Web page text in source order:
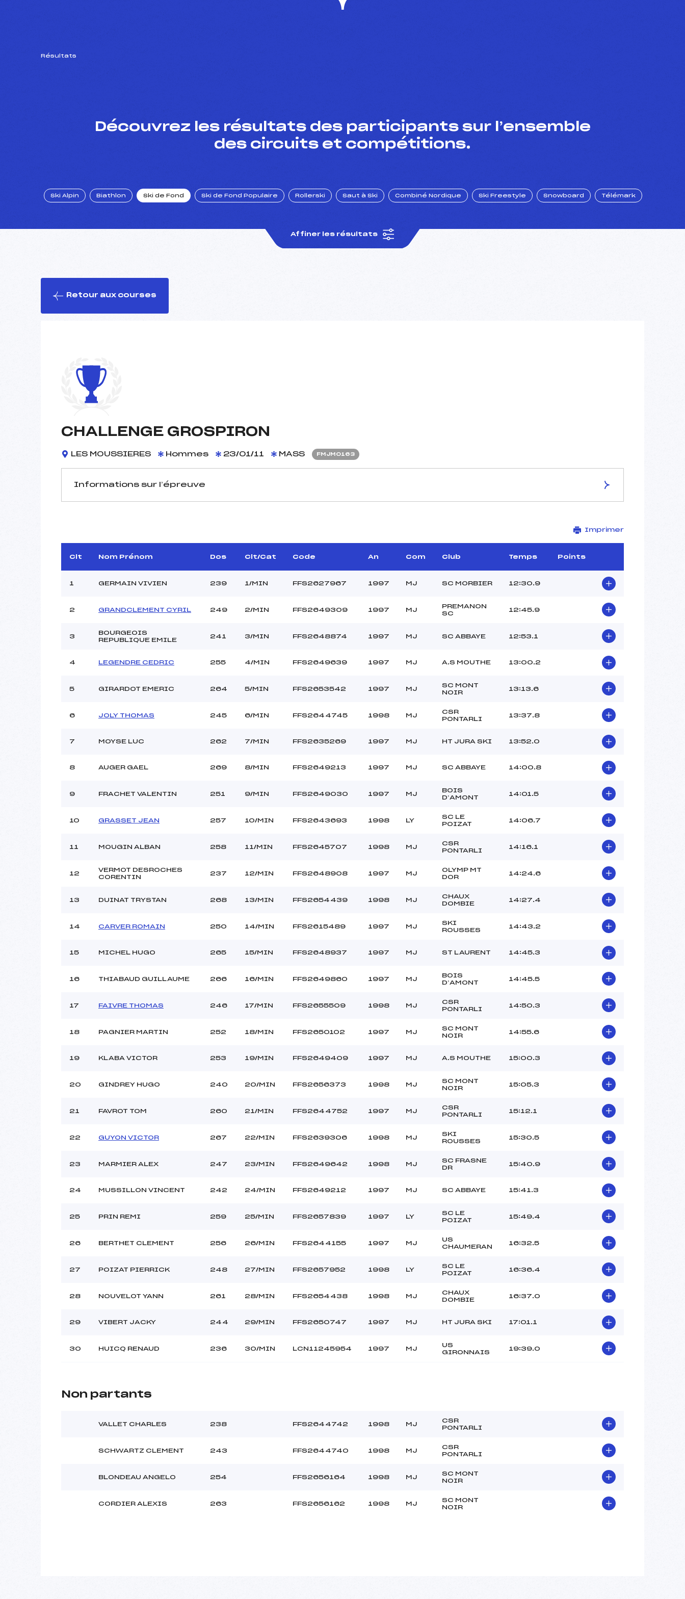
Résultats
Découvrez les résultats des participants sur l’ensemble
des circuits et compétitions.
Ski Alpin Biathlon Ski de Fond Ski de Fond Populaire Rollerski Saut à Ski Combiné Nordique Ski Freestyle Snowboard Télémark
Affiner les résultats
Retour aux courses
CHALLENGE GROSPIRON
LES MOUSSIERES Hommes 23/01/11 MASS FMJM0163
Informations sur l’épreuve
D.T Adjoint :
–
Dir. Epreuve :
VERGUET MICHEL (MJ)
Site de Replis
Distance :
4,6 km
Point Haut :
Pénalité appliquée :
–
Imprimer
Clt Nom Prénom Dos Clt/Cat Code An Com Club Temps Points
1 GERMAIN VIVIEN 239 1/MIN FFS2627967 1997 MJ SC MORBIER 12:30.9
2 GRANDCLEMENT CYRIL 249 2/MIN FFS2649309 1997 MJ
PREMANON
SC
12:45.9
3
BOURGEOIS
REPUBLIQUE EMILE
241 3/MIN FFS2648874 1997 MJ SC ABBAYE 12:53.1
4 LEGENDRE CEDRIC 255 4/MIN FFS2649639 1997 MJ A.S MOUTHE 13:00.2
5 GIRARDOT EMERIC 264 5/MIN FFS2653542 1997 MJ
SC MONT
NOIR
13:13.6
6 JOLY THOMAS 245 6/MIN FFS2644745 1998 MJ
CSR
PONTARLI
13:37.8
7 MOYSE LUC 262 7/MIN FFS2635269 1997 MJ HT JURA SKI 13:52.0
8 AUGER GAEL 269 8/MIN FFS2649213 1997 MJ SC ABBAYE 14:00.8
9 FRACHET VALENTIN 251 9/MIN FFS2649030 1997 MJ
BOIS
D’AMONT
14:01.5
10 GRASSET JEAN 257 10/MIN FFS2643693 1998 LY
SC LE
POIZAT
14:06.7
11 MOUGIN ALBAN 258 11/MIN FFS2645707 1998 MJ
CSR
PONTARLI
14:16.1
12
VERMOT DESROCHES
CORENTIN
237 12/MIN FFS2648908 1997 MJ
OLYMP MT
DOR
14:24.6
13 DUINAT TRYSTAN 268 13/MIN FFS2654439 1998 MJ
CHAUX
DOMBIE
14:27.4
14 CARVER ROMAIN 250 14/MIN FFS2615489 1997 MJ
SKI
ROUSSES
14:43.2
15 MICHEL HUGO 265 15/MIN FFS2648937 1997 MJ ST LAURENT 14:45.3
16 THIABAUD GUILLAUME 266 16/MIN FFS2649860 1997 MJ
BOIS
D’AMONT
14:45.5
17 FAIVRE THOMAS 246 17/MIN FFS2655509 1998 MJ
CSR
PONTARLI
14:50.3
18 PAGNIER MARTIN 252 18/MIN FFS2650102 1997 MJ
SC MONT
NOIR
14:55.6
19 KLABA VICTOR 253 19/MIN FFS2649409 1997 MJ A.S MOUTHE 15:00.3
20 GINDREY HUGO 240 20/MIN FFS2656373 1998 MJ
SC MONT
NOIR
15:05.3
21 FAVROT TOM 260 21/MIN FFS2644752 1997 MJ
CSR
PONTARLI
15:12.1
22 GUYON VICTOR 267 22/MIN FFS2639306 1998 MJ
SKI
ROUSSES
15:30.5
23 MARMIER ALEX 247 23/MIN FFS2649642 1998 MJ
SC FRASNE
DR
15:40.9
24 MUSSILLON VINCENT 242 24/MIN FFS2649212 1997 MJ SC ABBAYE 15:41.3
25 PRIN REMI 259 25/MIN FFS2657839 1997 LY
SC LE
POIZAT
15:49.4
26 BERTHET CLEMENT 256 26/MIN FFS2644155 1997 MJ
US
CHAUMERAN
16:32.5
27 POIZAT PIERRICK 248 27/MIN FFS2657952 1998 LY
SC LE
POIZAT
16:36.4
28 NOUVELOT YANN 261 28/MIN FFS2654438 1998 MJ
CHAUX
DOMBIE
16:37.0
29 VIBERT JACKY 244 29/MIN FFS2650747 1997 MJ HT JURA SKI 17:01.1
30 HUICQ RENAUD 236 30/MIN LCN11245954 1997 MJ
US
GIRONNAIS
19:39.0
Non partants
VALLET CHARLES 238 FFS2644742 1998 MJ
CSR
PONTARLI
SCHWARTZ CLEMENT 243 FFS2644740 1998 MJ
CSR
PONTARLI
BLONDEAU ANGELO 254 FFS2656164 1998 MJ
SC MONT
NOIR
CORDIER ALEXIS 263 FFS2656162 1998 MJ
SC MONT
NOIR